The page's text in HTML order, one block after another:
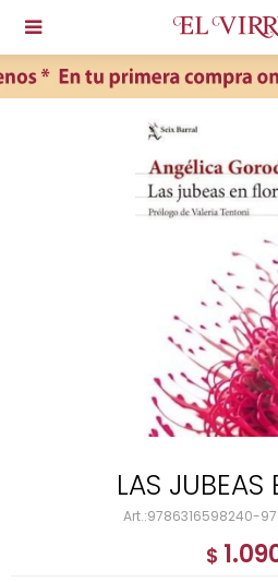

LAS JUBEAS
9786316598240-
$